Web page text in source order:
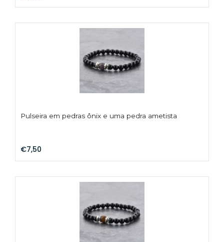
Pulseira em pedras ônix e uma pedra ametista
€7,50